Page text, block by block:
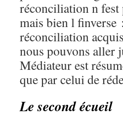
réconciliation n
mais bien l
réconciliation
nous pouvons aller
Médiateur est
que par celui de
Le second écueil